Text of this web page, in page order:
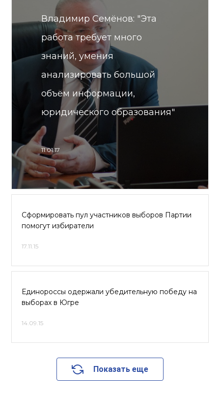
Владимир Семёнов: "Эта
работа требует много
знаний, умения
анализировать большой
объём информации,
юридического образования"
11.01.17
Сформировать пул участников выборов Партии
помогут избиратели
17.11.15
Единороссы одержали убедительную победу на
выборах в Югре
14.09.15
Показать еще